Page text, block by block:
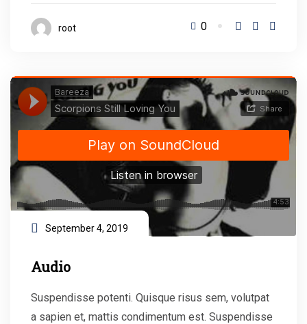
root 0
September 4, 2019
Audio
Suspendisse potenti. Quisque risus sem, volutpat
a sapien et, mattis condimentum est. Suspendisse